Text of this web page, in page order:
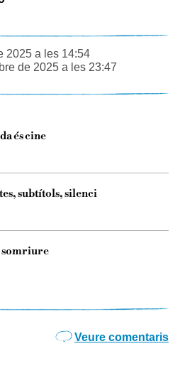
2025 a les 14:54
de 2025 a les 23:47
és cine
subtítols, silenci
somriure
Veure comentaris